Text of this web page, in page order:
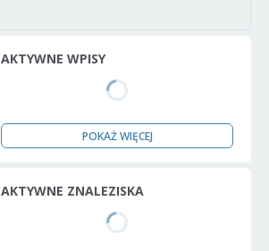
AKTYWNE WPISY
POKAŻ WIĘCEJ
AKTYWNE ZNALEZISKA